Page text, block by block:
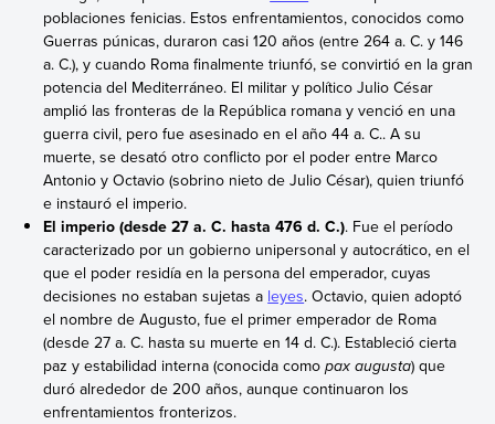
poblaciones fenicias. Estos enfrentamientos, conocidos como
Guerras púnicas, duraron casi 120 años (entre 264 a. C. y 146
a. C.), y cuando Roma finalmente triunfó, se convirtió en la gran
potencia del Mediterráneo. El militar y político Julio César
amplió las fronteras de la República romana y venció en una
guerra civil, pero fue asesinado en el año 44 a. C.. A su
muerte, se desató otro conflicto por el poder entre Marco
Antonio y Octavio (sobrino nieto de Julio César), quien triunfó
e instauró el imperio.
El imperio (desde 27 a. C. hasta 476 d. C.). Fue el período
caracterizado por un gobierno unipersonal y autocrático, en el
que el poder residía en la persona del emperador, cuyas
decisiones no estaban sujetas a leyes. Octavio, quien adoptó
el nombre de Augusto, fue el primer emperador de Roma
(desde 27 a. C. hasta su muerte en 14 d. C.). Estableció cierta
paz y estabilidad interna (conocida comopax augusta) que
duró alrededor de 200 años, aunque continuaron los
enfrentamientos fronterizos.